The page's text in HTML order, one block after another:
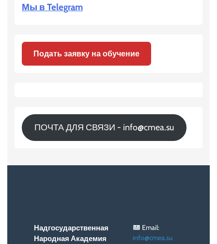
Мы в Telegram
Подать заявку на обучение
ПОЧТА ДЛЯ СВЯЗИ - info@cmea.su
Надгосударственная
Народная Академия
Email:
info@cmea.su